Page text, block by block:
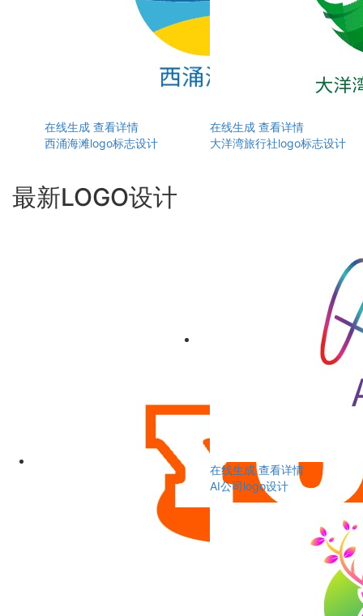
在线生成 查看详情
西涌海滩logo标志设计
在线生成 查看详情
大洋湾旅行社logo标志设计
最新LOGO设计
在线生成 查看详情
AI公司logo设计